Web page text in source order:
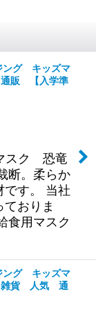
ング キッズマ
販 【入学準
スク 恐竜
断。柔らか
です。 当社
おりま
食用マスク
ング キッズマ
雑貨 人気 通